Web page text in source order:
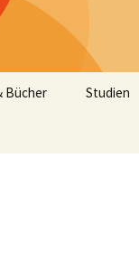
Bücher Studien